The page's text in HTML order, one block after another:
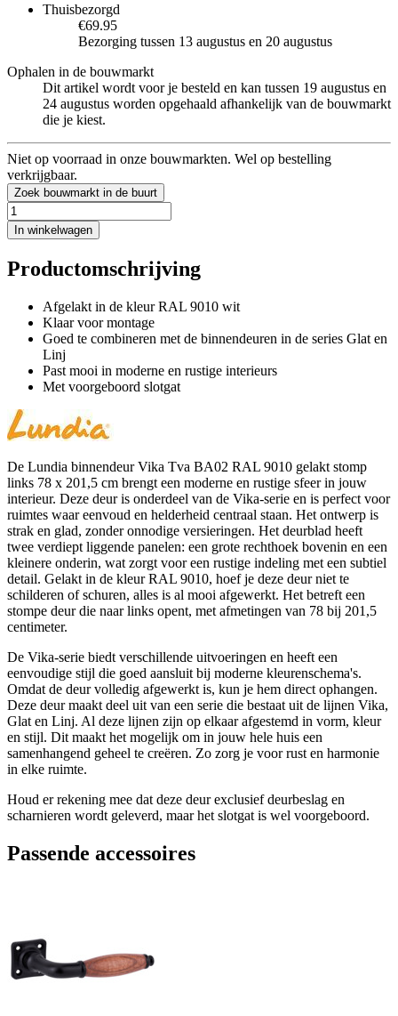
Thuisbezorgd
€69.95
Bezorging tussen 13 augustus en 20 augustus
Ophalen in de bouwmarkt
Dit artikel wordt voor je besteld en kan tussen 19 augustus en
24 augustus worden opgehaald afhankelijk van de bouwmarkt
die je kiest.
Niet op voorraad in onze bouwmarkten. Wel op bestelling
verkrijgbaar.
Zoek bouwmarkt in de buurt
In winkelwagen
Productomschrijving
Afgelakt in de kleur RAL 9010 wit
Klaar voor montage
Goed te combineren met de binnendeuren in de series Glat en
Linj
Past mooi in moderne en rustige interieurs
Met voorgeboord slotgat
De Lundia binnendeur Vika Tva BA02 RAL 9010 gelakt stomp
links 78 x 201,5 cm brengt een moderne en rustige sfeer in jouw
interieur. Deze deur is onderdeel van de Vika-serie en is perfect voor
ruimtes waar eenvoud en helderheid centraal staan. Het ontwerp is
strak en glad, zonder onnodige versieringen. Het deurblad heeft
twee verdiept liggende panelen: een grote rechthoek bovenin en een
kleinere onderin, wat zorgt voor een rustige indeling met een subtiel
detail. Gelakt in de kleur RAL 9010, hoef je deze deur niet te
schilderen of schuren, alles is al mooi afgewerkt. Het betreft een
stompe deur die naar links opent, met afmetingen van 78 bij 201,5
centimeter.
De Vika-serie biedt verschillende uitvoeringen en heeft een
eenvoudige stijl die goed aansluit bij moderne kleurenschema's.
Omdat de deur volledig afgewerkt is, kun je hem direct ophangen.
Deze deur maakt deel uit van een serie die bestaat uit de lijnen Vika,
Glat en Linj. Al deze lijnen zijn op elkaar afgestemd in vorm, kleur
en stijl. Dit maakt het mogelijk om in jouw hele huis een
samenhangend geheel te creëren. Zo zorg je voor rust en harmonie
in elke ruimte.
Houd er rekening mee dat deze deur exclusief deurbeslag en
scharnieren wordt geleverd, maar het slotgat is wel voorgeboord.
Passende accessoires